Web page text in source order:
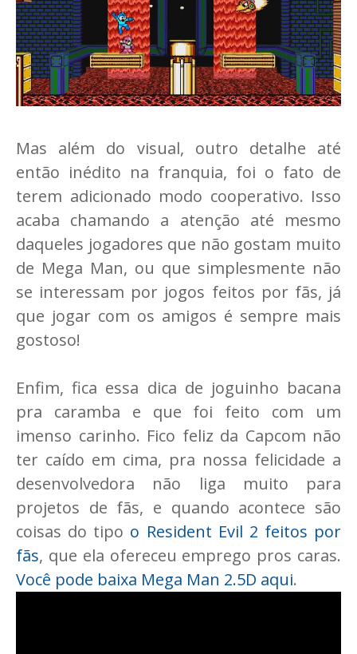
Mas além do visual, outro detalhe até
então inédito na franquia, foi o fato de
terem adicionado modo cooperativo. Isso
acaba chamando a atenção até mesmo
daqueles jogadores que não gostam muito
de Mega Man, ou que simplesmente não
se interessam por jogos feitos por fãs, já
que jogar com os amigos é sempre mais
gostoso!
Enfim, fica essa dica de joguinho bacana
pra caramba e que foi feito com um
imenso carinho. Fico feliz da Capcom não
ter caído em cima, pra nossa felicidade a
desenvolvedora não liga muito para
projetos de fãs, e quando acontece são
coisas do tipo o Resident Evil 2 feitos por
fãs, que ela ofereceu emprego pros caras.
Você pode baixa Mega Man 2.5D aqui.